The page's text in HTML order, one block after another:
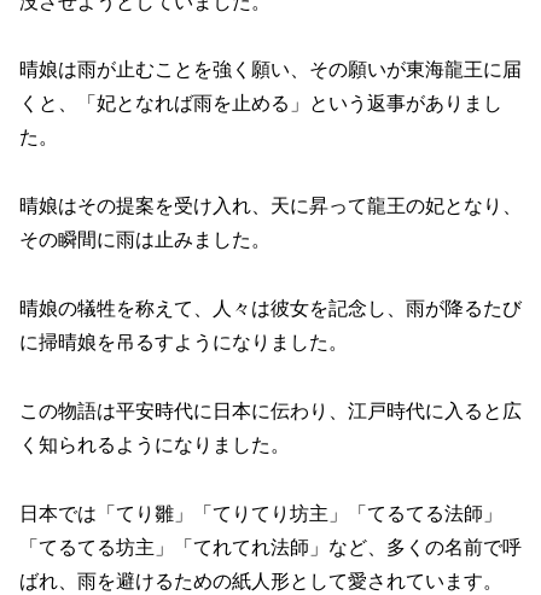
晴娘は雨が止むことを強く願い、その願いが東海龍王に届
くと、「妃となれば雨を止める」という返事がありまし
た。
晴娘はその提案を受け入れ、天に昇って龍王の妃となり、
その瞬間に雨は止みました。
晴娘の犠牲を称えて、人々は彼女を記念し、雨が降るたび
に掃晴娘を吊るすようになりました。
この物語は平安時代に日本に伝わり、江戸時代に入ると広
く知られるようになりました。
日本では「てり雛」「てりてり坊主」「てるてる法師」
「てるてる坊主」「てれてれ法師」など、多くの名前で呼
ばれ、雨を避けるための紙人形として愛されています。